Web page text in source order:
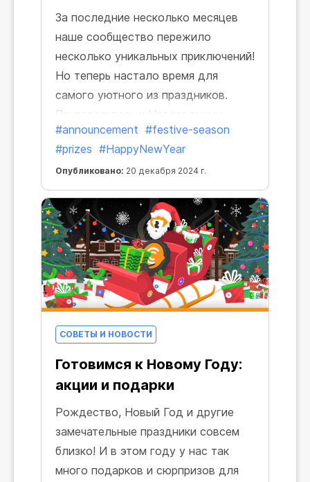
За последние несколько месяцев
наше сообщество пережило
несколько уникальных приключений!
Но теперь настало время для
самого уютного из праздников.
Приготовьтесь к Новогоднему
сезону, ведь он начнется уже в
понедельник!
#announcement #festive-season
#prizes #HappyNewYear
Опубликовано: 20 декабря 2024 г.
СОВЕТЫ И НОВОСТИ
Готовимся к Новому Году:
акции и подарки
Рождество, Новый Год и другие
замечательные праздники совсем
близко! И в этом году у нас так
много подарков и сюрпризов для